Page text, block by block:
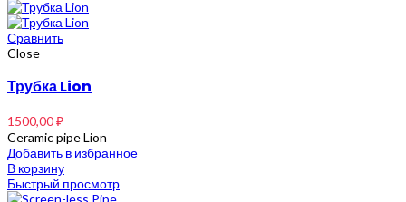
Сравнить
Close
Трубка Lion
1500,00₽
Ceramic pipe Lion
Добавить в избранное
В корзину
Быстрый просмотр